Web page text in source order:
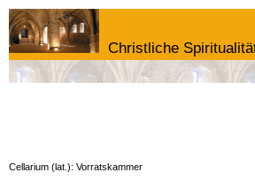
Christliche
Cellarium (lat.): Vorratskammer